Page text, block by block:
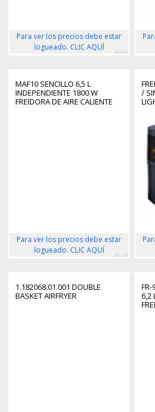
Para ver los precios debe estar
logueado. CLIC AQUÍ
302206
MAF10 SENCILLO 6,5 L
INDEPENDIENTE 1800 W
FREIDORA DE AIRE CALIENTE
Para ver los precios debe estar
logueado. CLIC AQUÍ
302258
/
1.182068.01.001 DOUBLE
BASKET AIRFRYER
FR-
6,2